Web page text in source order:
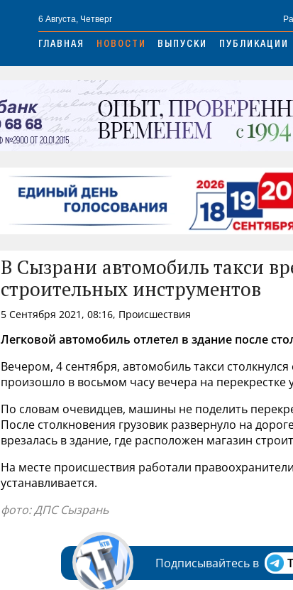
6 Августа, Четверг
ГЛАВНАЯ НОВОСТИ ВЫПУСКИ ПУБЛИКАЦИИ
В Сызрани автомобиль такси
строительных инструментов
5 Сентября 2021, 08:16, Происшествия
Легковой автомобиль отлетел в здание после
Вечером, 4 сентября, автомобиль такси
произошло в восьмом часу вечера на перекрестке
По словам очевидцев, машины не поделить
После столкновения грузовик развернуло на
врезалась в здание, где расположен магазин
На месте происшествия работали
устанавливается.
фото: ДПС Сызрань
Подписывайтесь в